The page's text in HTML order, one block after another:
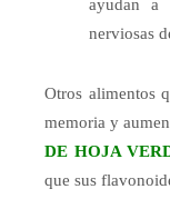
ayudan a
nerviosas
Otros alimentos
memoria y
DE HOJA
que sus